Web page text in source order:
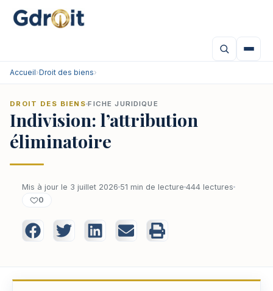
Accueil›Droit des biens›
DROIT DES BIENS FICHE JURIDIQUE
Indivision: l’attribution
éliminatoire
Mis à jour le 3 juillet 2026 51 min de lecture 444 lectures
0